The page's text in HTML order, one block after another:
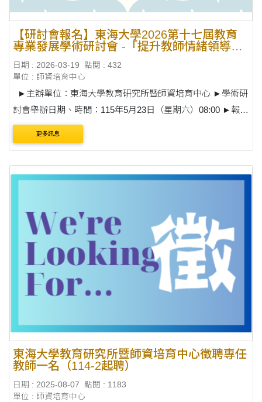
【研討會報名】東海大學2026第十七屆教育
專業發展學術研討會 -「提升教師情緒領導力
日期 : 2026-03-19
點閱 : 432
單位 : 師資培育中心
討會舉辦日期、時間：115年5月23日（星期六）08:00 ►報名
日期：即日起～115年5月3日 ►地點：財團法人東海大學附
屬高級中學行政大樓五樓視....
更多訊息
東海大學教育研究所暨師資培育中心徵聘專任
教師一名（114-2起聘）
日期 : 2025-08-07
點閱 : 1183
單位 : 師資培育中心